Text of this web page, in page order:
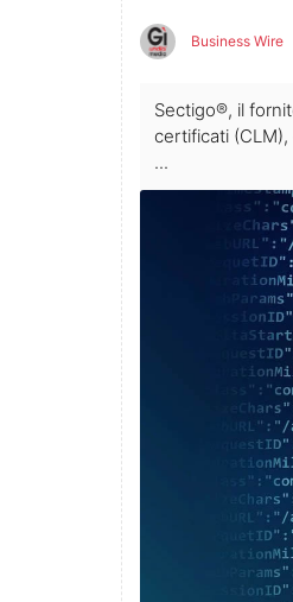
Business Wire
Sectigo®, il
certificati
...